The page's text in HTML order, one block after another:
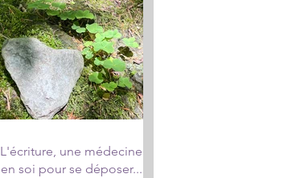
L'écriture, une médecine
en soi pour se déposer...